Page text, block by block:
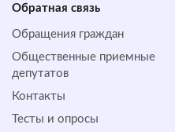
Обратная cвязь
Обращения граждан
Общественные приемные
депутатов
Контакты
Тесты и опросы